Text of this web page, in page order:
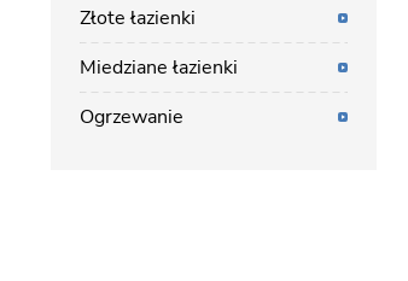
Złote łazienki
Miedziane łazienki
Ogrzewanie